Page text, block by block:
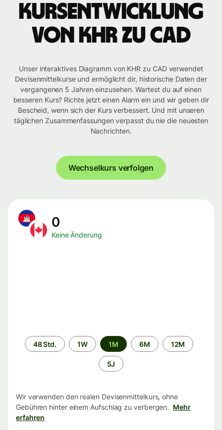
Kursentwicklung
von KHR zu CAD
Unser interaktives Diagramm von KHR zu CAD verwendet
Devisenmittelkurse und ermöglicht dir, historische Daten der
vergangenen 5 Jahren einzusehen. Wartest du auf einen
besseren Kurs? Richte jetzt einen Alarm ein und wir geben dir
Bescheid, wenn sich der Kurs verbessert. Und mit unseren
täglichen Zusammenfassungen verpasst du nie die neuesten
Nachrichten.
Wechselkurs verfolgen
0
Keine Änderung
Zeitraum
48 Std. 1W 1M 6M 12M
5J
Wir verwenden den realen Devisenmittelkurs, ohne
Gebühren hinter einem Aufschlag zu verbergen. Mehr
erfahren